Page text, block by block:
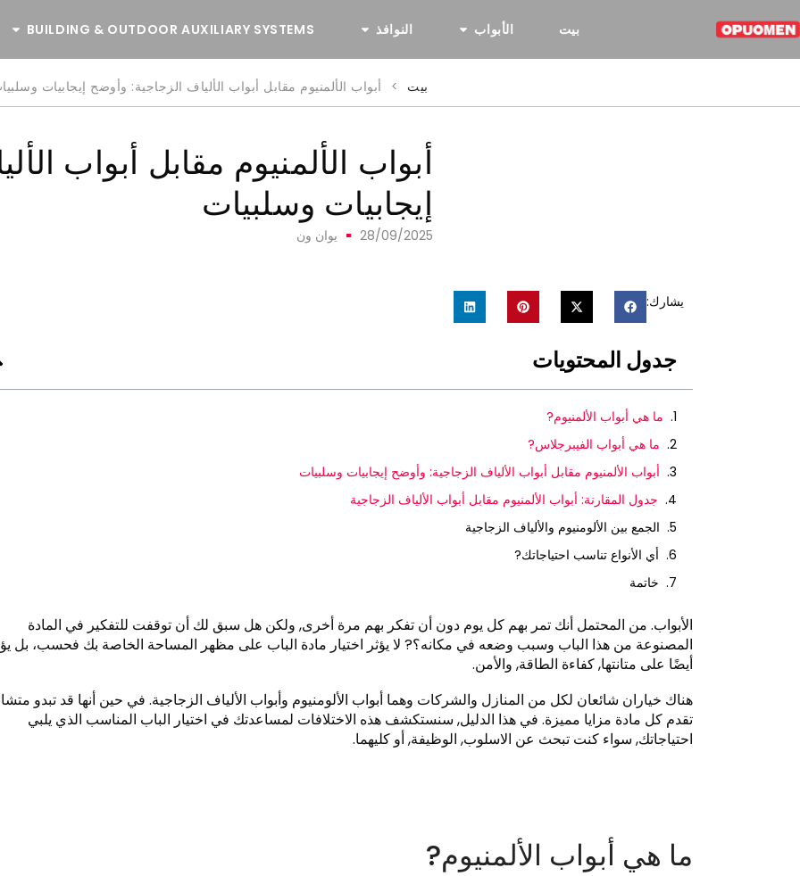
بيت الأبواب النوافذ BUILDING & OUTDOOR AUXILIARY SYSTEMS
بيت > أبواب الألمنيوم مقابل أبواب الألياف الزجاجية: وأوضح إيجابيات
أبواب الألمنيوم مقابل أبواب
إيجابيات وسلبيات
28/09/2025 يوان ون
يشارك:
جدول المحتويات
ما هي أبواب الألمنيوم?
ما هي أبواب الفيبرجلاس?
أبواب الألمنيوم مقابل أبواب الألياف الزجاجية: وأوضح إيجابيات وسلبيات
جدول المقارنة: أبواب الألمنيوم مقابل أبواب الألياف الزجاجية
الجمع بين الألومنيوم والألياف الزجاجية
أي الأنواع تناسب احتياجاتك?
خاتمة
الأبواب. من المحتمل أنك تمر بهم كل يوم دون أن تفكر بهم مرة أخرى, ولكن هل سبق لك أن توقفت للتفكير في المادة
المصنوعة من هذا الباب وسبب وضعه في مكانه؟? لا يؤثر اختيار مادة الباب على مظهر المساحة الخاصة بك فحسب، بل
أيضًا على متانتها, كفاءة الطاقة, والأمن.
هناك خياران شائعان لكل من المنازل والشركات وهما أبواب الألومنيوم وأبواب الألياف الزجاجية. في حين أنها قد تبدو
تقدم كل مادة مزايا مميزة. في هذا الدليل, سنستكشف هذه الاختلافات لمساعدتك في اختيار الباب المناسب الذي يلبي
احتياجاتك, سواء كنت تبحث عن الاسلوب, الوظيفة, أو كليهما.
ما هي أبواب الألمنيوم?